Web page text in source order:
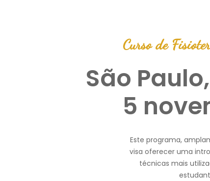
Curso de
São
5
Este programa,
visa oferecer uma
técnicas mais